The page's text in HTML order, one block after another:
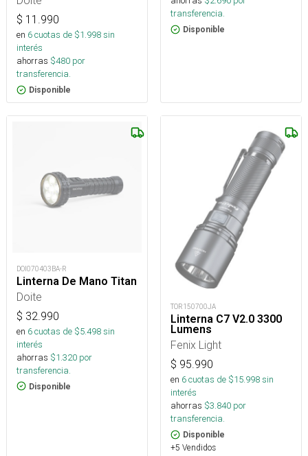
$ 11.990
en 6cuotas de $1.998sin
interés
ahorras $480 por
transferencia.
Disponible
transferencia.
Disponible
DOI070403BA-R
Linterna De Mano Titan
Doite
$ 32.990
en 6cuotas de $5.498sin
interés
ahorras $1.320 por
transferencia.
Disponible
TOR150700JA
Linterna C7 V2.0 3300
Lumens
Fenix Light
$ 95.990
en 6cuotas de $15.998sin
interés
ahorras $3.840 por
transferencia.
Disponible
+5 Vendidos